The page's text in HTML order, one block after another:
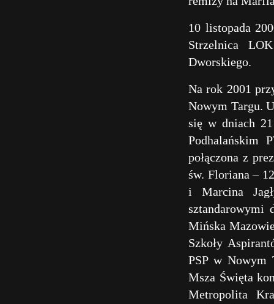
10 listopada
Strzelnica
Dworskiego.
Na rok 2001
Nowym Targu.
się w dniach
Podhalańskim
połączona z
św. Floriana –
i Marcina
sztandarowymi
Mińska
Szkoły
PSP w Nowym
Msza Święta
Metropolita